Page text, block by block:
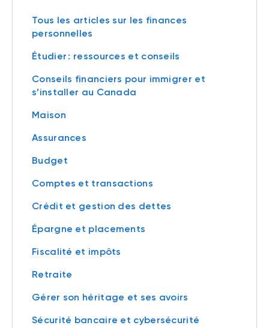
Tous les articles sur les finances
personnelles
Étudier : ressources et conseils
Conseils financiers pour immigrer et
s’installer au Canada
Maison
Assurances
Budget
Comptes et transactions
Crédit et gestion des dettes
Épargne et placements
Fiscalité et impôts
Retraite
Gérer son héritage et ses avoirs
Sécurité bancaire et cybersécurité